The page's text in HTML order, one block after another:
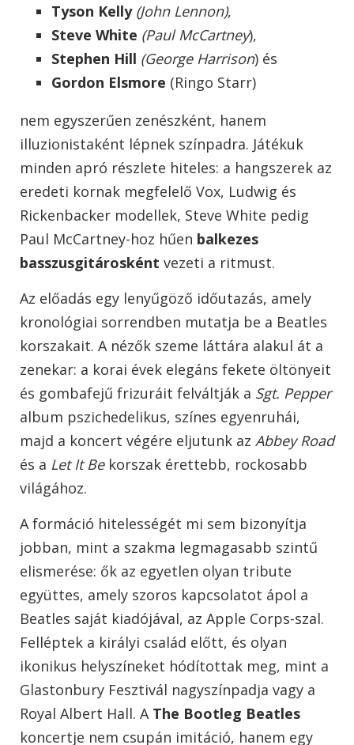
Tyson Kelly (John Lennon),
Steve White (Paul McCartney),
Stephen Hill (George Harrison) és
Gordon Elsmore (Ringo Starr)
nem egyszerűen zenészként, hanem
illuzionistaként lépnek színpadra. Játékuk
minden apró részlete hiteles: a hangszerek az
eredeti kornak megfelelő Vox, Ludwig és
Rickenbacker modellek, Steve White pedig
Paul McCartney-hoz hűen balkezes
basszusgitárosként vezeti a ritmust.
Az előadás egy lenyűgöző időutazás, amely
kronológiai sorrendben mutatja be a Beatles
korszakait. A nézők szeme láttára alakul át a
zenekar: a korai évek elegáns fekete öltönyeit
és gombafejű frizuráit felváltják a Sgt. Pepper
album pszichedelikus, színes egyenruhái,
majd a koncert végére eljutunk az Abbey Road
és a Let It Bekorszak érettebb, rockosabb
világához.
A formáció hitelességét mi sem bizonyítja
jobban, mint a szakma legmagasabb szintű
elismerése: ők az egyetlen olyan tribute
együttes, amely szoros kapcsolatot ápol a
Beatles saját kiadójával, az Apple Corps-szal.
Felléptek a királyi család előtt, és olyan
ikonikus helyszíneket hódítottak meg, mint a
Glastonbury Fesztivál nagyszínpadja vagy a
Royal Albert Hall. A The Bootleg Beatles
koncertje nem csupán imitáció, hanem egy